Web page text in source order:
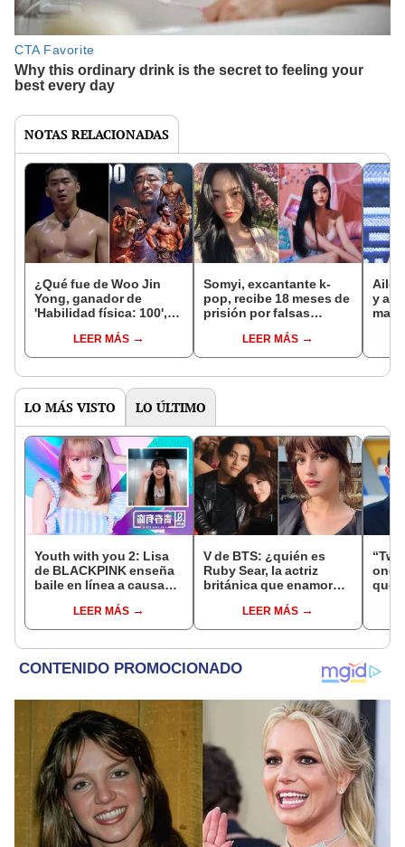
NOTAS RELACIONADAS
¿Qué fue de Woo Jin
Yong, ganador de
'Habilidad física: 100',
LEER MÁS
Somyi, excantante k-
pop, recibe 18 meses de
prisión por falsas
agresión sexual
LEER MÁS
y
LO MÁS VISTO LO ÚLTIMO
Youth with you 2: Lisa
de BLACKPINK enseña
baile en línea a causa
LEER MÁS
V de BTS: ¿quién es
Ruby Sear, la actriz
británica que enamoró a
'FRI(END)S'?
LEER MÁS
que